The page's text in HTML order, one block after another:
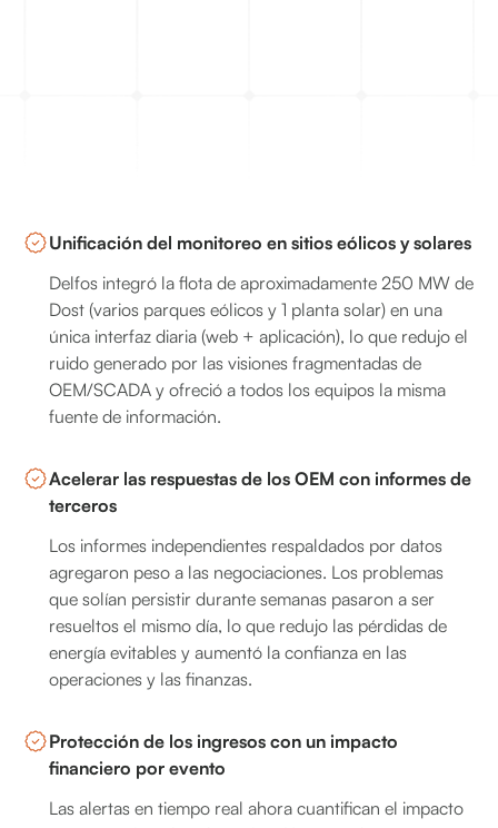
Unificación del monitoreo en sitios eólicos y solares
Delfos integró la flota de aproximadamente 250 MW de
Dost (varios parques eólicos y 1 planta solar) en una
única interfaz diaria (web + aplicación), lo que redujo el
ruido generado por las visiones fragmentadas de
OEM/SCADA y ofreció a todos los equipos la misma
fuente de información.
Acelerar las respuestas de los OEM con informes de
terceros
Los informes independientes respaldados por datos
agregaron peso a las negociaciones. Los problemas
que solían persistir durante semanas pasaron a ser
resueltos el mismo día, lo que redujo las pérdidas de
energía evitables y aumentó la confianza en las
operaciones y las finanzas.
Protección de los ingresos con un impacto
financiero por evento
Las alertas en tiempo real ahora cuantifican el impacto